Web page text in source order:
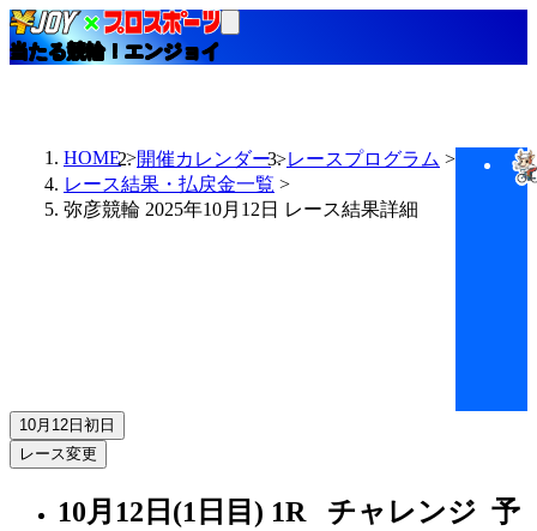
当たる競輪！エンジョイ
HOME 開催カレンダー
レースプログラム
レース結果・払戻金一覧
弥彦競輪 2025年10月12日 レース結果詳細
10月12日 初日
レース変更
10月12日(1日目) 1R チャレンジ 予